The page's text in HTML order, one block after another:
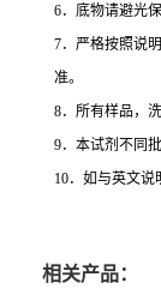
6．底物请避光保
7．严格按照说
准。
8．所有样品，
9．本试剂不同
10．如与英文说
相关产品：